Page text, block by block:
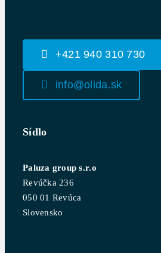
+421 940 310 730
info@olida.sk
Sídlo
Paluza group s.r.o
Revúčka 236
050 01 Revúca
Slovensko